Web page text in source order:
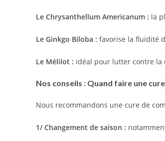
Le Chrysanthellum Americanum : la
Le Ginkgo Biloba : favorise la fluidité
Le Mélilot : idéal pour lutter contre la
Nos conseils : Quand faire une
Nous recommandons une cure de
1/ Changement de saison :